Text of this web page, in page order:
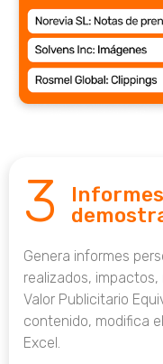
3
Genera informes
realizados,
Valor Publicitario
contenido, modifica
Excel.